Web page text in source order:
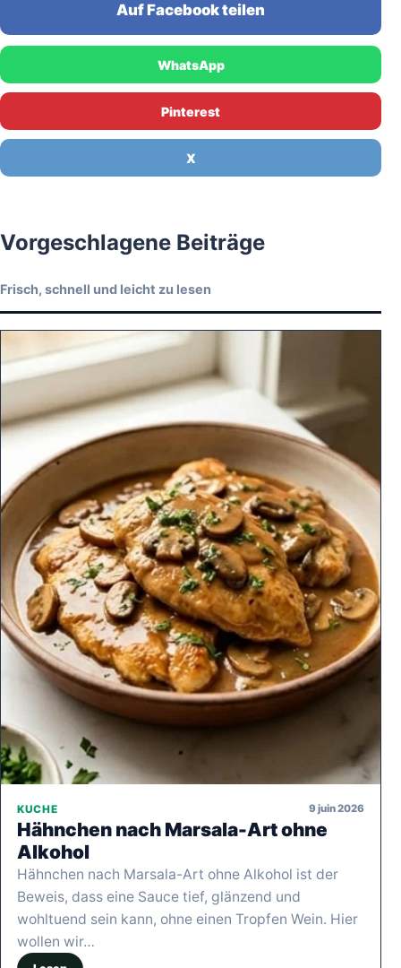
Auf Facebook teilen
WhatsApp
Pinterest
X
Vorgeschlagene Beiträge
Frisch, schnell und leicht zu lesen
KUCHE 9 juin 2026
Hähnchen nach Marsala-Art ohne
Alkohol
Hähnchen nach Marsala-Art ohne Alkohol ist der
Beweis, dass eine Sauce tief, glänzend und
wohltuend sein kann, ohne einen Tropfen Wein. Hier
wollen wir…